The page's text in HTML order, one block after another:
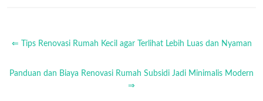
⇐ Tips Renovasi Rumah Kecil agar Terlihat Lebih Luas dan Nyaman
Panduan dan Biaya Renovasi Rumah Subsidi Jadi Minimalis Modern
⇒